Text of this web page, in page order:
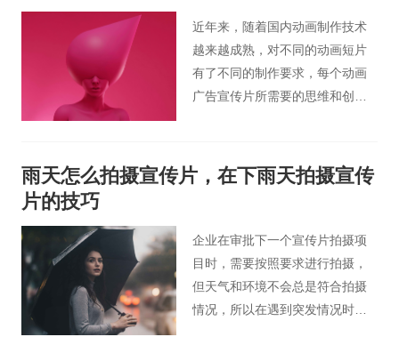
片。
近年来，随着国内动画制作技术
越来越成熟，对不同的动画短片
有了不同的制作要求，每个动画
广告宣传片所需要的思维和创意
多，以求达到更好的效果，呈现
给观众时也会更有特色。今天桃
下mg动画流程是什么。
雨天怎么拍摄宣传片，在下雨天拍摄宣传
片的技巧
企业在审批下一个宣传片拍摄项
目时，需要按照要求进行拍摄，
但天气和环境不会总是符合拍摄
情况，所以在遇到突发情况时，